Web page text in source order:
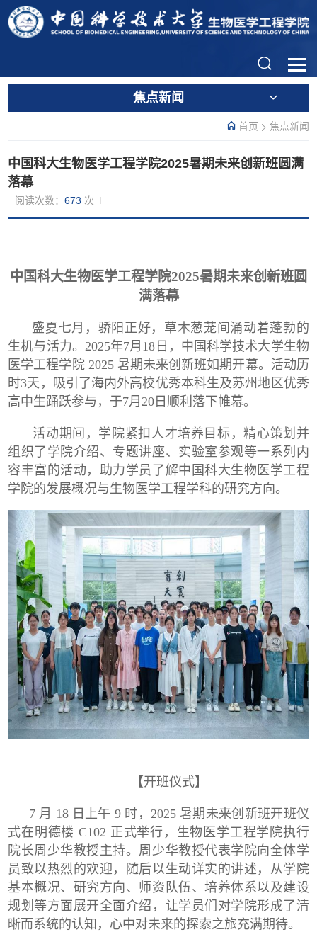
焦点新闻
首页 焦点新闻
中国科大生物医学工程学院2025暑期未来创新班圆满
落幕
阅读次数：673 次
中国科大生物医学工程学院2025暑期未来创新班圆
满落幕
盛夏七月，骄阳正好，草木葱茏间涌动着蓬勃的
生机与活力。 2025年7月 18 日，中国科学技术大学生物
医学工程学院 2025 暑期未来创新班如期开幕。活动历
时3天，吸引了海内外高校优秀本科生及苏州地区优秀
高中生踊跃参与，于7月 20 日顺利落下帷幕。
活动期间，学院紧扣人才培养目标，精心策划并
组织了学院介绍、专题讲座、实验室参观等一系列内
容丰富的活动，助力学员了解中国科大生物医学工程
学院的发展概况与生物医学工程学科的研究方向。
【开班仪式】
7 月 18 日上午 9 时，2025 暑期未来创新班开班仪
式在明德楼 C102 正式举行，生物医学工程学院执行
院长周少华教授主持。周少华教授代表学院向全体学
员致以热烈的欢迎，随后以生动详实的讲述，从学院
基本概况、研究方向、师资队伍、培养体系以及建设
规划等方面展开全面介绍，让学员们对学院形成了清
晰而系统的认知，心中对未来的探索之旅充满期待。